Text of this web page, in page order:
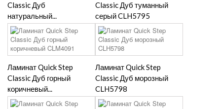
Classic Дуб
натуральный...
Classic Дуб туманный
серый CLH5795
Ламинат Quick Step
Classic Дуб горный
коричневый...
Ламинат Quick Step
Classic Дуб морозный
CLH5798